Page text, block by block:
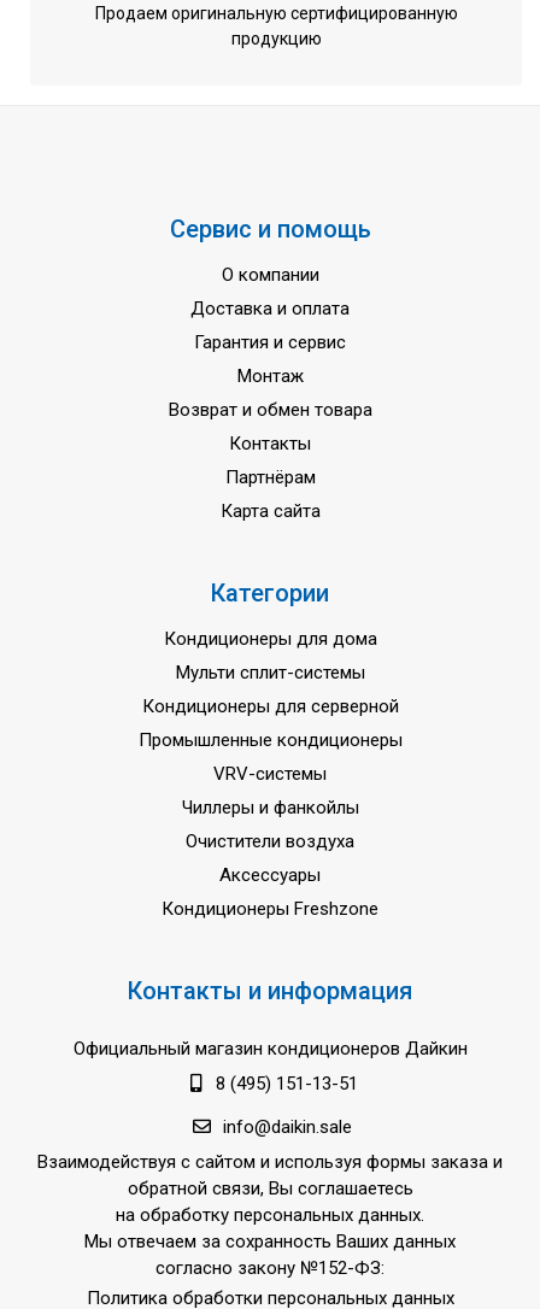
Минимальная рабочая
температура на охлаждение
-5 ... +46 oC
Максимальная длинна
70 м
30 м
Продаем оригинальную сертифицированную
продукцию
Сервис и помощь
О компании
Доставка и оплата
Гарантия и сервис
Монтаж
Возврат и обмен товара
Контакты
Партнёрам
Карта сайта
Категории
Кондиционеры для дома
Мульти сплит-системы
Кондиционеры для серверной
Промышленные кондиционеры
VRV-системы
Чиллеры и фанкойлы
Очистители воздуха
Аксессуары
Кондиционеры Freshzone
Контакты и информация
Официальный магазин кондиционеров Дайкин
8 (495) 151-13-51
info@daikin.sale
Взаимодействуя с сайтом и используя формы заказа и
обратной связи, Вы соглашаетесь
на обработку персональных данных.
Мы отвечаем за сохранность Ваших данных
согласно закону №152-ФЗ:
Политика обработки персональных данных